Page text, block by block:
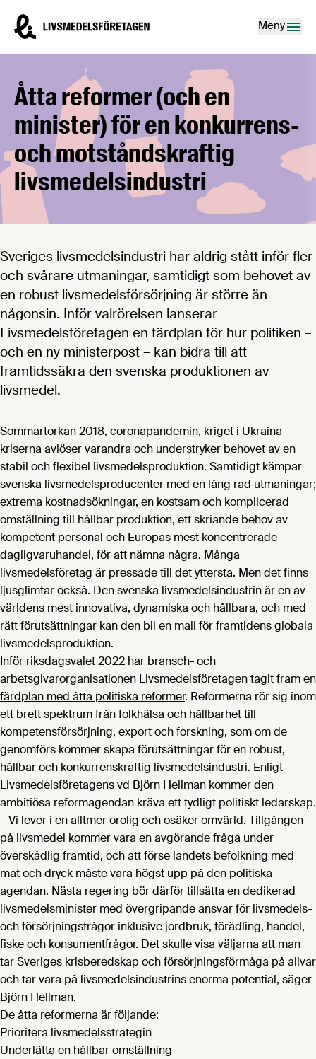
Livsmedelsföretagen – till startsidan
Meny
Åtta reformer (och en
minister) för en konkurrens-
och motståndskraftig
livsmedelsindustri
Sveriges livsmedelsindustri har aldrig stått inför fler
och svårare utmaningar, samtidigt som behovet av
en robust livsmedelsförsörjning är större än
någonsin. Inför valrörelsen lanserar
Livsmedelsföretagen en färdplan för hur politiken –
och en ny ministerpost – kan bidra till att
framtidssäkra den svenska produktionen av
livsmedel.
Sommartorkan 2018, coronapandemin, kriget i Ukraina –
kriserna avlöser varandra och understryker behovet av en
stabil och flexibel livsmedelsproduktion. Samtidigt kämpar
svenska livsmedelsproducenter med en lång rad utmaningar;
extrema kostnadsökningar, en kostsam och komplicerad
omställning till hållbar produktion, ett skriande behov av
kompetent personal och Europas mest koncentrerade
dagligvaruhandel, för att nämna några. Många
livsmedelsföretag är pressade till det yttersta. Men det finns
ljusglimtar också. Den svenska livsmedelsindustrin är en av
världens mest innovativa, dynamiska och hållbara, och med
rätt förutsättningar kan den bli en mall för framtidens globala
livsmedelsproduktion.
Inför riksdagsvalet 2022 har bransch- och
arbetsgivarorganisationen Livsmedelsföretagen tagit fram en
färdplan med åtta politiska reformer. Reformerna rör sig inom
ett brett spektrum från folkhälsa och hållbarhet till
kompetensförsörjning, export och forskning, som om de
genomförs kommer skapa förutsättningar för en robust,
hållbar och konkurrenskraftig livsmedelsindustri. Enligt
Livsmedelsföretagens vd Björn Hellman kommer den
ambitiösa reformagendan kräva ett tydligt politiskt ledarskap.
– Vi lever i en alltmer orolig och osäker omvärld. Tillgången
på livsmedel kommer vara en avgörande fråga under
överskådlig framtid, och att förse landets befolkning med
mat och dryck måste vara högst upp på den politiska
agendan. Nästa regering bör därför tillsätta en dedikerad
livsmedelsminister med övergripande ansvar för livsmedels-
och försörjningsfrågor inklusive jordbruk, förädling, handel,
fiske och konsumentfrågor. Det skulle visa väljarna att man
tar Sveriges krisberedskap och försörjningsförmåga på allvar
och tar vara på livsmedelsindustrins enorma potential, säger
Björn Hellman.
De åtta reformerna är följande:
Prioritera livsmedelsstrategin
Underlätta en hållbar omställning